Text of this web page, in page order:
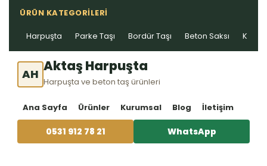
ÜRÜN KATEGORILERI
Harpuşta Parke Taşı Bordür Taşı Beton Saksı Kablo
AH Aktaş Harpuşta
Harpuşta ve beton taş ürünleri
Ana Sayfa Ürünler Kurumsal Blog İletişim
0531 912 78 21 WhatsApp